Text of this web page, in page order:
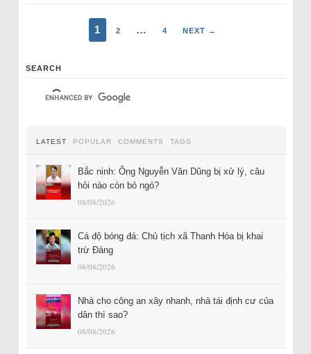
1 2 … 4 NEXT →
SEARCH
LATEST POPULAR COMMENTS TAGS
Bắc ninh: Ông Nguyễn Văn Dũng bị xử lý, câu
hỏi nào còn bỏ ngỏ?
08/08/2026
Cá độ bóng đá: Chủ tịch xã Thanh Hóa bị khai
trừ Đảng
08/08/2026
Nhà cho công an xây nhanh, nhà tái định cư của
dân thì sao?
08/08/2026